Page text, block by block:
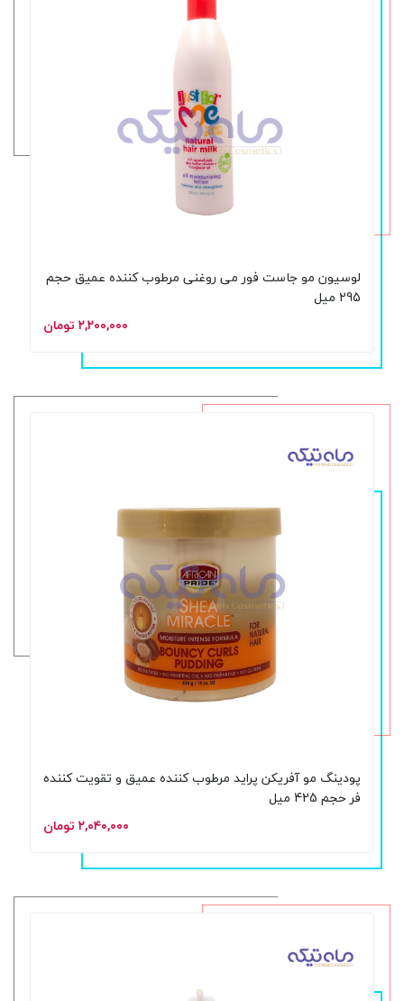
لوسیون مو جاست فور می روغنی مرطوب کننده عمیق حجم
295 میل
۲,۲۰۰,۰۰۰ تومان
پودینگ مو آفریکن پراید مرطوب کننده عمیق و تقویت کننده
فر حجم 425 میل
۲,۰۴۰,۰۰۰ تومان